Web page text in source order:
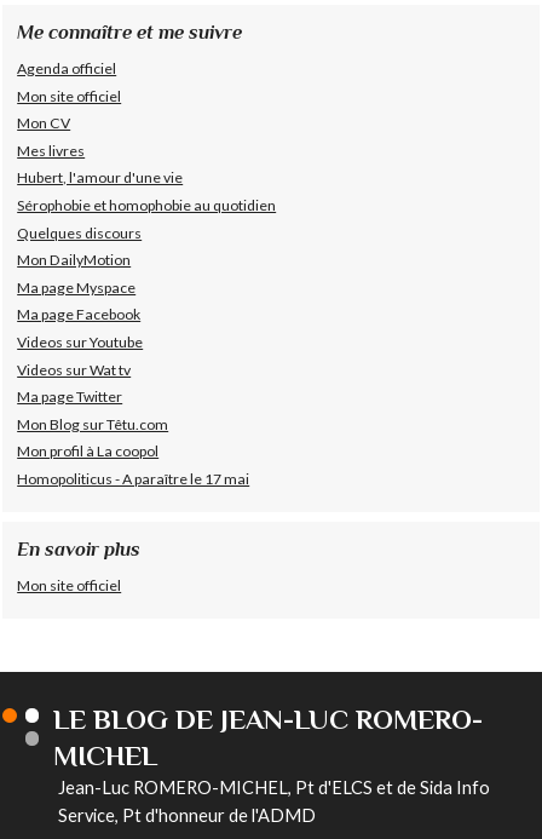
Me connaître et me suivre
Agenda officiel
Mon site officiel
Mon CV
Mes livres
Hubert, l'amour d'une vie
Sérophobie et homophobie au quotidien
Quelques discours
Mon DailyMotion
Ma page Myspace
Ma page Facebook
Videos sur Youtube
Videos sur Wat tv
Ma page Twitter
Mon Blog sur Têtu.com
Mon profil à La coopol
Homopoliticus - A paraître le 17 mai
En savoir plus
Mon site officiel
LE BLOG DE JEAN-LUC ROMERO-
MICHEL
Jean-Luc ROMERO-MICHEL, Pt d'ELCS et de Sida Info
Service, Pt d'honneur de l'ADMD